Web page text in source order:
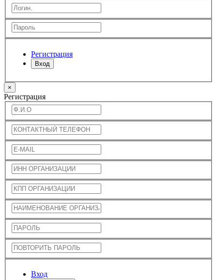
Регистрация
Вход
×
Регистрация
Вход